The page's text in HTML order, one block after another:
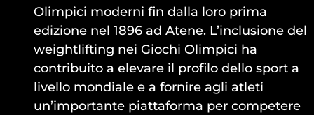
Olimpici moderni fin dalla loro prima
edizione nel 1896 ad Atene. L’inclusione del
weightlifting nei Giochi Olimpici ha
contribuito a elevare il profilo dello sport a
livello mondiale e a fornire agli atleti
un’importante piattaforma per competere